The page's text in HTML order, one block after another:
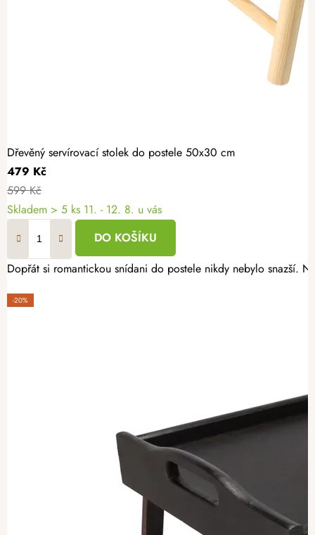
Dřevěný servírovací stolek do postele 50x30 cm
479 Kč
599 Kč
Skladem > 5 ks 11. - 12. 8. u vás
DO KOŠÍKU
Dopřát si romantickou snídani do postele nikdy nebylo snazší.
-20%